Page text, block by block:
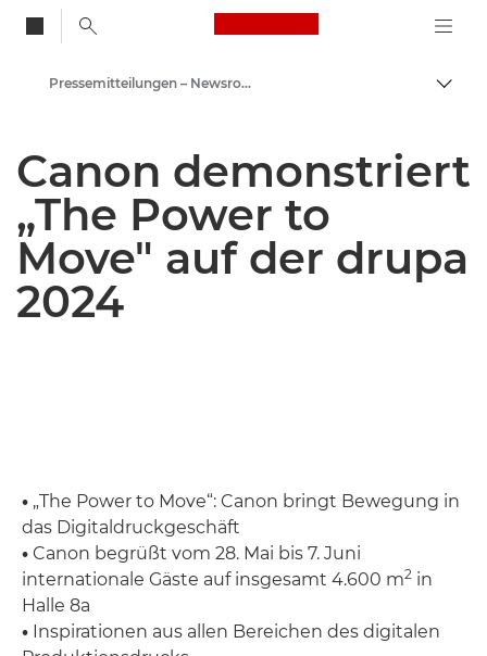
Canon Logo, back
Auf
Newsroom
Pressemitteilungen – Newsroom
Canon demonstriert
„The Power to
Move" auf der drupa
2024
• „The Power to Move“: Canon bringt Bewegung in
das Digitaldruckgeschäft
• Canon begrüßt vom 28. Mai bis 7. Juni
internationale Gäste auf insgesamt 4.600 m2 in
Halle 8a
• Inspirationen aus allen Bereichen des digitalen